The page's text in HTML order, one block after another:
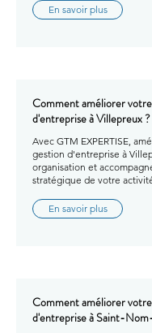
En savoir plus
Comment améliorer
d'entreprise à Villepreux ?
Avec GTM EXPERTISE,
gestion d'entreprise à
organisation et
stratégique de votre
En savoir plus
Comment améliorer
d'entreprise à Saint-